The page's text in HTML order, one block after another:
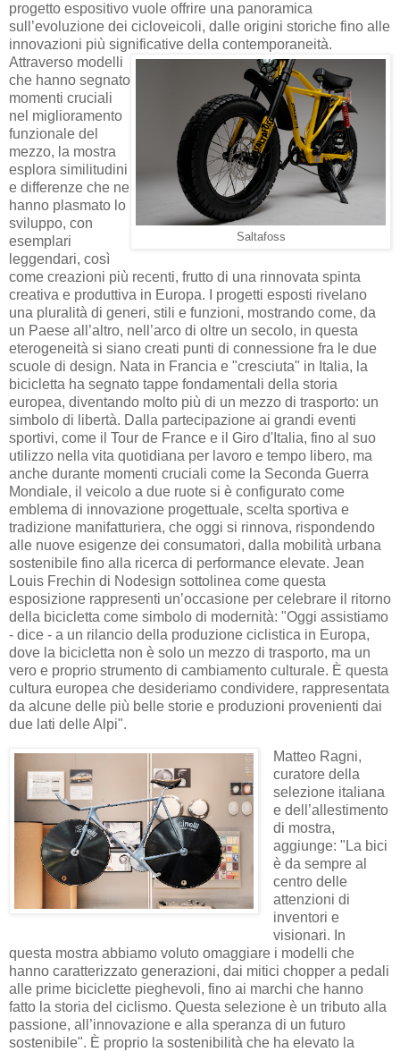
progetto espositivo vuole offrire una panoramica
sull’evoluzione dei cicloveicoli, dalle origini storiche fino alle
innovazioni più significative della contemporaneità.
Saltafoss
Attraverso modelli
che hanno segnato
momenti cruciali
nel miglioramento
funzionale del
mezzo, la mostra
esplora similitudini
e differenze che ne
hanno plasmato lo
sviluppo, con
esemplari
leggendari, così
come creazioni più recenti, frutto di una rinnovata spinta
creativa e produttiva in Europa. I progetti esposti rivelano
una pluralità di generi, stili e funzioni, mostrando come, da
un Paese all’altro, nell’arco di oltre un secolo, in questa
eterogeneità si siano creati punti di connessione fra le due
scuole di design. Nata in Francia e "cresciuta" in Italia, la
bicicletta ha segnato tappe fondamentali della storia
europea, diventando molto più di un mezzo di trasporto: un
simbolo di libertà. Dalla partecipazione ai grandi eventi
sportivi, come il Tour de France e il Giro d'Italia, fino al suo
utilizzo nella vita quotidiana per lavoro e tempo libero, ma
anche durante momenti cruciali come la Seconda Guerra
Mondiale, il veicolo a due ruote si è configurato come
emblema di innovazione progettuale, scelta sportiva e
tradizione manifatturiera, che oggi si rinnova, rispondendo
alle nuove esigenze dei consumatori, dalla mobilità urbana
sostenibile fino alla ricerca di performance elevate. Jean
Louis Frechin di Nodesign sottolinea come questa
esposizione rappresenti un’occasione per celebrare il ritorno
della bicicletta come simbolo di modernità: "Oggi assistiamo
- dice - a un rilancio della produzione ciclistica in Europa,
dove la bicicletta non è solo un mezzo di trasporto, ma un
vero e proprio strumento di cambiamento culturale. È questa
cultura europea che desideriamo condividere, rappresentata
da alcune delle più belle storie e produzioni provenienti dai
due lati delle Alpi".
Matteo Ragni,
curatore della
selezione italiana
e dell’allestimento
di mostra,
aggiunge: "La bici
è da sempre al
centro delle
attenzioni di
inventori e
visionari. In
questa mostra abbiamo voluto omaggiare i modelli che
hanno caratterizzato generazioni, dai mitici chopper a pedali
alle prime biciclette pieghevoli, fino ai marchi che hanno
fatto la storia del ciclismo. Questa selezione è un tributo alla
passione, all’innovazione e alla speranza di un futuro
sostenibile". È proprio la sostenibilità che ha elevato la